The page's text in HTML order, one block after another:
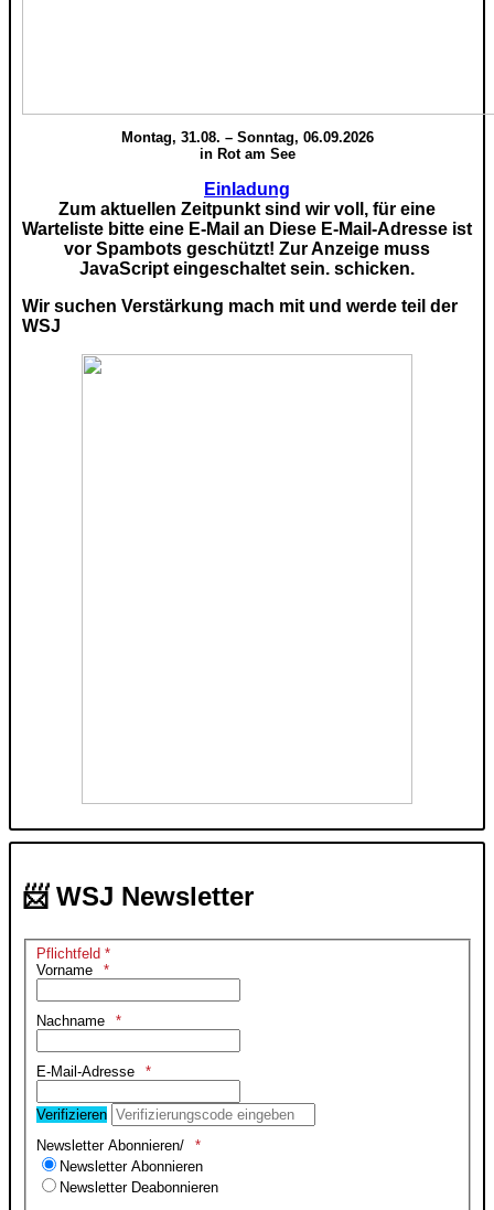
Montag, 31.08. – Sonntag, 06.09.2026
in Rot am See
Einladung
Zum aktuellen Zeitpunkt sind wir voll, für eine
Warteliste bitte eine E-Mail an Diese E-Mail-Adresse ist
vor Spambots geschützt! Zur Anzeige muss
JavaScript eingeschaltet sein. schicken.
Wir suchen Verstärkung mach mit und werde teil der
WSJ
📨 WSJ Newsletter
Pflichtfeld *
Vorname
Nachname
E-Mail-Adresse
Verifizieren
Newsletter Abonnieren/
Newsletter Abonnieren
Newsletter Deabonnieren